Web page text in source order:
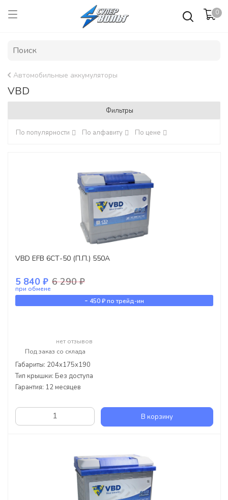
0
Автомобильные аккумуляторы
VBD
Фильтры
По популярности По алфавиту По цене
VBD EFB 6СТ-50 (П.П.) 550А
5 840 ₽ 6 290 ₽
при обмене
- 450 ₽по трейд-ин
нет отзывов
Под заказ со склада
Габариты: 204x175x190
Тип крышки: Без доступа
Гарантия: 12 месяцев
В корзину